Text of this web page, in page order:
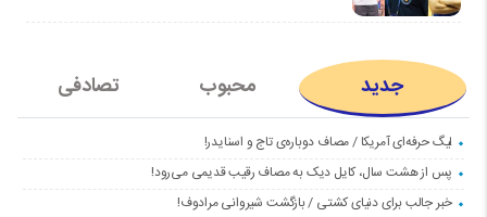
جدید محبوب تصادفی
لیگ حرفه‌ای آمریکا / مصاف دوباره‌ی تاج و اسنایدر!
پس از هشت سال، کایل دیک به مصاف رقیب قدیمی می‌رود!
خبر جالب برای دنیای کشتی / بازگشت شیروانی مرادوف!